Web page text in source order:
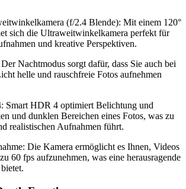
(f/2.4 Blende): Mit einem 120°
sich die Ultraweitwinkelkamera perfekt für
und kreative Perspektiven.
Nachtmodus sorgt dafür, dass Sie auch bei
helle und rauschfreie Fotos aufnehmen
Smart HDR 4 optimiert Belichtung und
und dunklen Bereichen eines Fotos, was zu
realistischen Aufnahmen führt.
Die Kamera ermöglicht es Ihnen, Videos
60 fps aufzunehmen, was eine herausragende